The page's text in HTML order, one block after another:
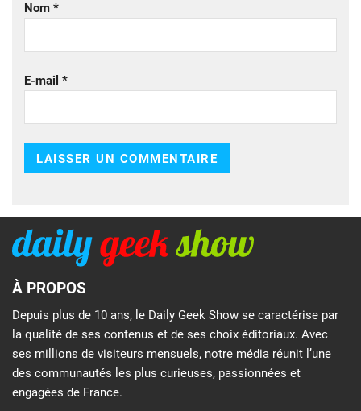
Nom *
E-mail *
À PROPOS
Depuis plus de 10 ans, le Daily Geek Show se caractérise par
la qualité de ses contenus et de ses choix éditoriaux. Avec
ses millions de visiteurs mensuels, notre média réunit l’une
des communautés les plus curieuses, passionnées et
engagées de France.